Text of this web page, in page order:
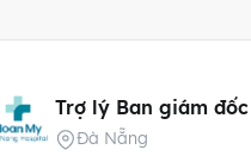
Trợ lý Ban giám đốc
Đà Nẵng